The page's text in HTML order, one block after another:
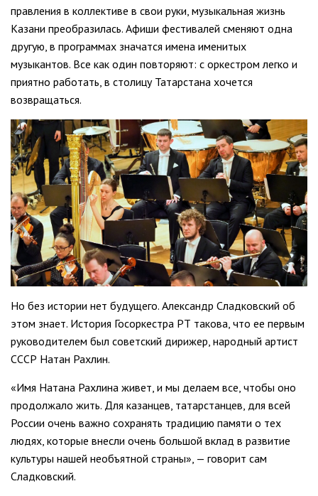
правления в коллективе в свои руки, музыкальная жизнь
Казани преобразилась. Афиши фестивалей сменяют одна
другую, в программах значатся имена именитых
музыкантов. Все как один повторяют: с оркестром легко и
приятно работать, в столицу Татарстана хочется
возвращаться.
Но без истории нет будущего. Александр Сладковский об
этом знает. История Госоркестра РТ такова, что ее первым
руководителем был советский дирижер, народный артист
СССР Натан Рахлин.
«Имя Натана Рахлина живет, и мы делаем все, чтобы оно
продолжало жить. Для казанцев, татарстанцев, для всей
России очень важно сохранять традицию памяти о тех
людях, которые внесли очень большой вклад в развитие
культуры нашей необъятной страны», — говорит сам
Сладковский.